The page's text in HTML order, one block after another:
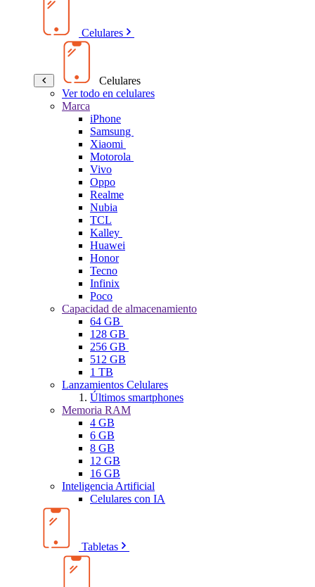
Celulares
Celulares
Ver todo en celulares
Marca
iPhone
Samsung
Xiaomi
Motorola
Vivo
Oppo
Realme
Nubia
TCL
Kalley
Huawei
Honor
Tecno
Infinix
Poco
Capacidad de almacenamiento
64 GB
128 GB
256 GB
512 GB
1 TB
Lanzamientos Celulares
Últimos smartphones
Memoria RAM
4 GB
6 GB
8 GB
12 GB
16 GB
Inteligencia Artificial
Celulares con IA
Tabletas